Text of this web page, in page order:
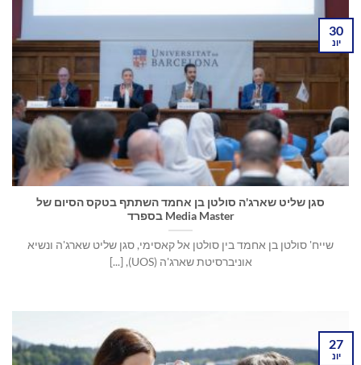
סגן שליט שארג'ה סולטן בן אחמד השתתף בטקס הסיום של
Media Master בספרד
שייח' סולטן בן אחמד בין סולטן אל קאסימי, סגן שליט שארג'ה ונשיא
אוניברסיטת שארג'ה (UOS), [...]
30
יונ
27
יונ